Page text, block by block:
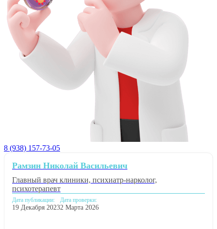
8 (938) 157-73-05
Рамзин Николай Васильевич
Главный врач клиники, психиатр-нарколог,
психотерапевт
Дата публикации:
19 Декабря 2023
Дата проверки:
2 Марта 2026